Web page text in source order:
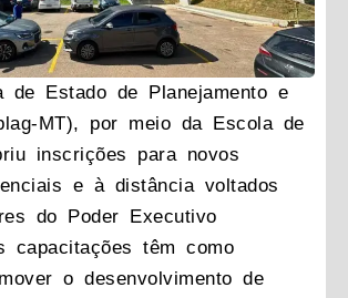
de Estado de Planejamento e
MT), por meio da Escola de
inscrições para novos
e à distância voltados
do Poder Executivo
capacitações têm como
o desenvolvimento de